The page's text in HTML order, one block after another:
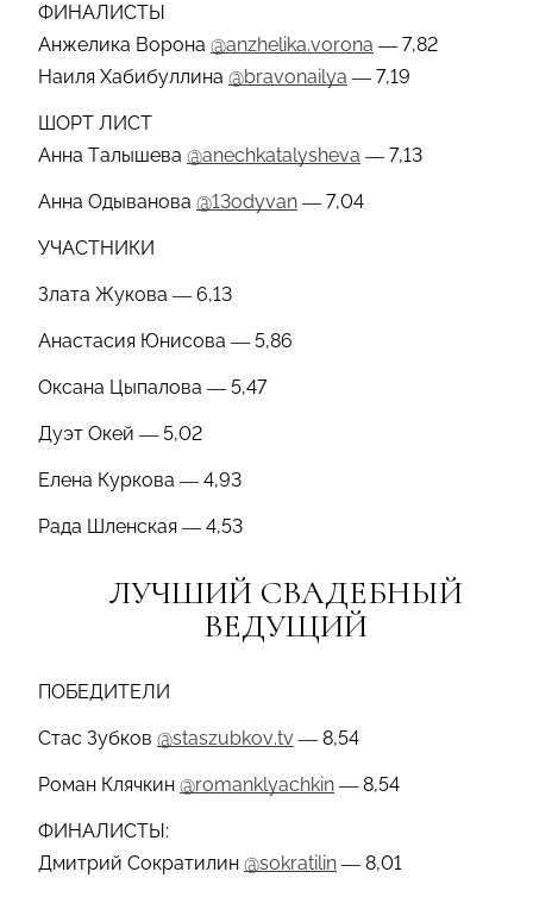
ФИНАЛИСТЫ
Анжелика Ворона @anzhelika.vorona — 7,82
Наиля Хабибуллина @bravonailya — 7,19
ШОРТ ЛИСТ
Анна Талышева @anechkatalysheva — 7,13
Анна Одыванова @13odyvan — 7,04
УЧАСТНИКИ
Злата Жукова — 6,13
Анастасия Юнисова — 5,86
Оксана Цыпалова — 5,47
Дуэт Окей — 5,02
Елена Куркова — 4,93
Рада Шленская — 4,53
ЛУЧШИЙ СВАДЕБНЫЙ
ВЕДУЩИЙ
ПОБЕДИТЕЛИ
Стас Зубков @staszubkov.tv — 8,54
Роман Клячкин @romanklyachkin — 8,54
ФИНАЛИСТЫ:
Дмитрий Сократилин @sokratilin — 8,01